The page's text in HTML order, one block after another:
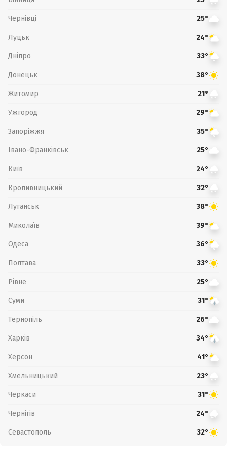
Чернівці 25°
Луцьк 24°
Дніпро 33°
Донецьк 38°
Житомир 21°
Ужгород 29°
Запоріжжя 35°
Івано-Франківськ 25°
Київ 24°
Кропивницький 32°
Луганськ 38°
Миколаїв 39°
Одеса 36°
Полтава 33°
Рівне 25°
Суми 31°
Тернопіль 26°
Харків 34°
Херсон 41°
Хмельницький 23°
Черкаси 31°
Чернігів 24°
Севастополь 32°